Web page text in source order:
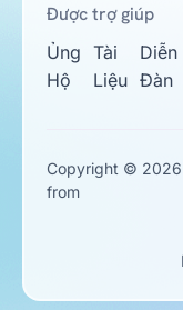
Được trợ giúp
Ủng
Hộ
Tài
Liệu
Diễn
Đàn
Copyright ©
from